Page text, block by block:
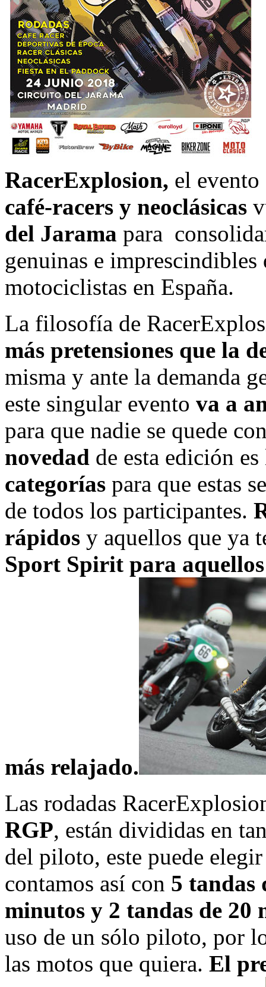
RacerExplosion, el
café-racers y neoclásicas
del Jarama para
genuinas e
motociclistas en España.
La filosofía de
más pretensiones que la
misma y ante la demanda
este singular evento va a
para que nadie se quede
novedad de esta edición
categorías para que estas
de todos los participantes.
rápidos y aquellos que ya
Sport Spirit para
más relajado.
Las rodadas
RGP, están divididas en
del piloto, este puede
contamos así con 5 tandas
minutos y 2 tandas de 20
uso de un sólo piloto, por
las motos que quiera. El